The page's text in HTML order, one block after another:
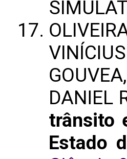
DANIEL
trânsito
Estado